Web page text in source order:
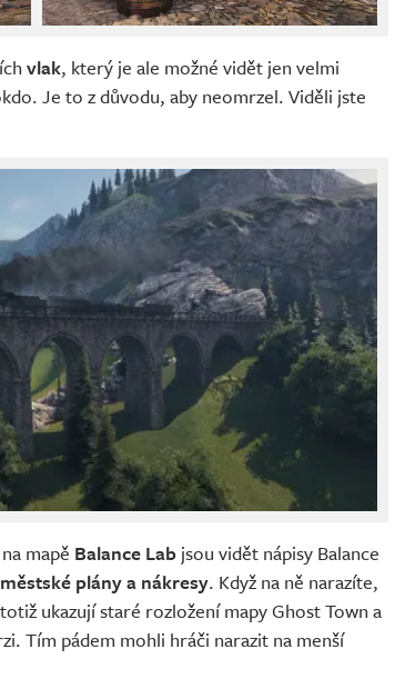
vlak, který je ale možné vidět jen velmi
Je to z důvodu, aby neomrzel. Viděli jste
mapě Balance Lab jsou vidět nápisy Balance
městské plány a nákresy. Když na ně narazíte,
ukazují staré rozložení mapy Ghost Town a
Tím pádem mohli hráči narazit na menší